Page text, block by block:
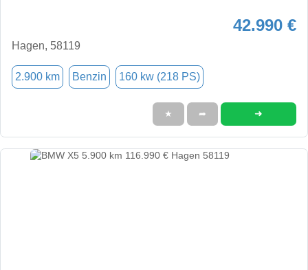
42.990 €
Hagen, 58119
2.900 km Benzin 160 kw (218 PS)
★ ➦ ➜